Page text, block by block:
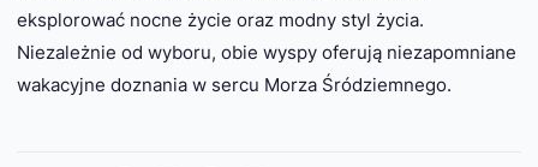
eksplorować nocne życie oraz modny styl życia.
Niezależnie od wyboru, obie wyspy oferują niezapomniane
wakacyjne doznania w sercu Morza Śródziemnego.